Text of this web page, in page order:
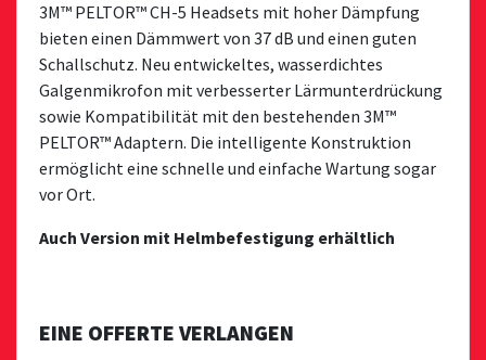
3M™ PELTOR™ CH-5 Headsets mit hoher Dämpfung
bieten einen Dämmwert von 37 dB und einen guten
Schallschutz. Neu entwickeltes, wasserdichtes
Galgenmikrofon mit verbesserter Lärmunterdrückung
sowie Kompatibilität mit den bestehenden 3M™
PELTOR™ Adaptern. Die intelligente Konstruktion
ermöglicht eine schnelle und einfache Wartung sogar
vor Ort.
Auch Version mit Helmbefestigung erhältlich
EINE OFFERTE VERLANGEN